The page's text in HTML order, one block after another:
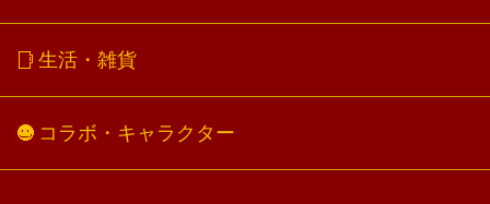
生活・雑貨
コラボ・キャラクター